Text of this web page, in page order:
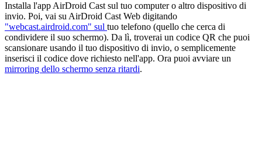
Installa l'app AirDroid Cast sul tuo computer o altro dispositivo di
invio. Poi, vai su AirDroid Cast Web digitando
"webcast.airdroid.com" sul tuo telefono (quello che cerca di
condividere il suo schermo). Da lì, troverai un codice QR che puoi
scansionare usando il tuo dispositivo di invio, o semplicemente
inserisci il codice dove richiesto nell'app. Ora puoi avviare un
mirroring dello schermo senza ritardi.